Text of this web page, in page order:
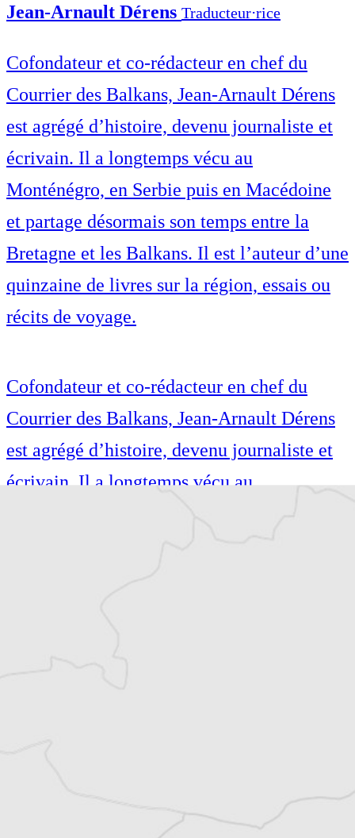
Jean-Arnault Dérens Traducteur⋅rice
Cofondateur et co-rédacteur en chef du
Courrier des Balkans, Jean-Arnault Dérens
est agrégé d’histoire, devenu journaliste et
écrivain. Il a longtemps vécu au
Monténégro, en Serbie puis en Macédoine
et partage désormais son temps entre la
Bretagne et les Balkans. Il est l’auteur d’une
quinzaine de livres sur la région, essais ou
récits de voyage.
Cofondateur et co-rédacteur en chef du
Courrier des Balkans, Jean-Arnault Dérens
est agrégé d’histoire, devenu journaliste et
écrivain. Il a longtemps vécu au